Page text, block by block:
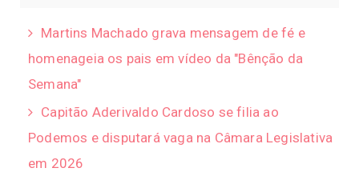
Martins Machado grava mensagem de fé e
homenageia os pais em vídeo da "Bênção da
Semana"
Capitão Aderivaldo Cardoso se filia ao
Podemos e disputará vaga na Câmara Legislativa
em 2026